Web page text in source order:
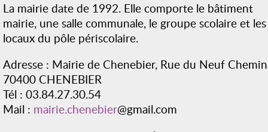
La mairie date de 1992. Elle comporte le bâtiment
mairie, une salle communale, le groupe scolaire et les
locaux du pôle périscolaire.
Adresse : Mairie de Chenebier, Rue du Neuf
70400 CHENEBIER
Tél : 03.84.27.30.54
Mail : mairie.chenebier@gmail.com